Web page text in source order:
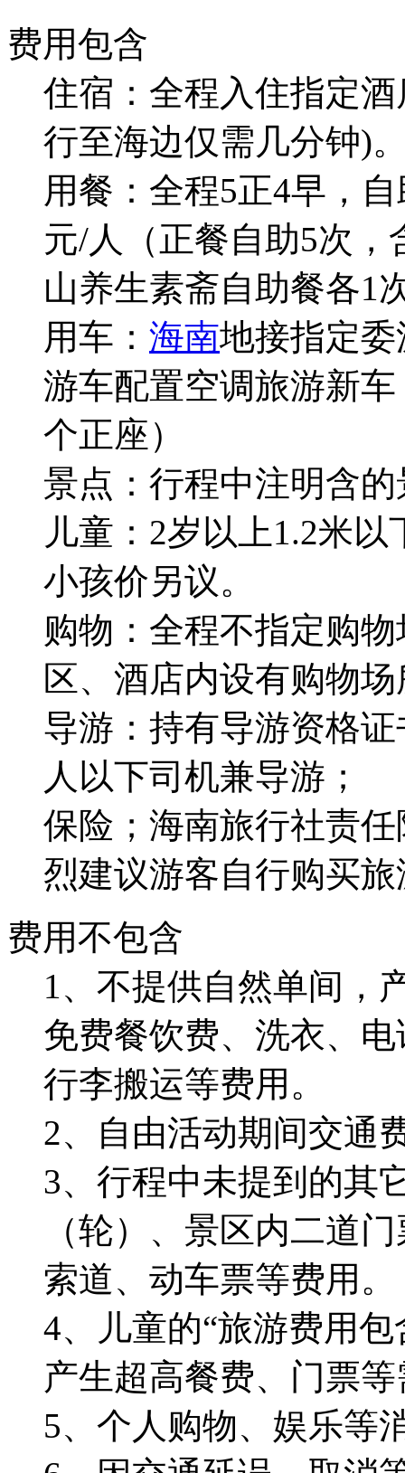
费用包含
住宿：全程入住指定
行至海边仅需几分钟)
用餐：全程5正4早，
元/人（正餐自助5次
山养生素斋自助餐各1
用车： 海南地接指定委
游车配置空调旅游新
个正座）
景点：行程中注明含
儿童：2岁以上1.2米
小孩价另议。
购物：全程不指定购
区、酒店内设有购物
导游：持有导游资格
人以下司机兼导游；
保险；海南旅行社责
烈建议游客自行购买
费用不包含
1、不提供自然单间，
免费餐饮费、洗衣、
行李搬运等费用。
2、自由活动期间交通
3、行程中未提到的其
（轮）、景区内二道
索道、动车票等费用。
4、儿童的“旅游费用
产生超高餐费、门票
5、个人购物、娱乐等